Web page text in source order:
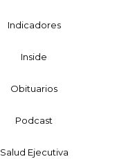
Indicadores
Inside
Obituarios
Podcast
Salud Ejecutiva